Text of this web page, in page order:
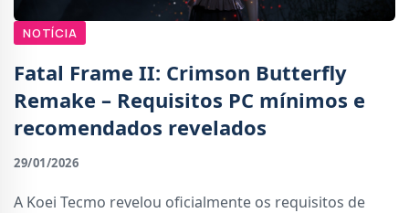
NOTÍCIA
Fatal Frame II: Crimson Butterfly
Remake – Requisitos PC mínimos e
recomendados revelados
29/01/2026
A Koei Tecmo revelou oficialmente os requisitos de